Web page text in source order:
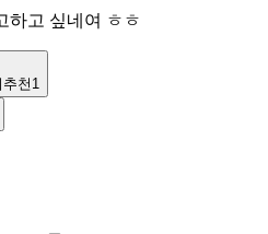
하고 싶네여 ㅎㅎ
추천 1